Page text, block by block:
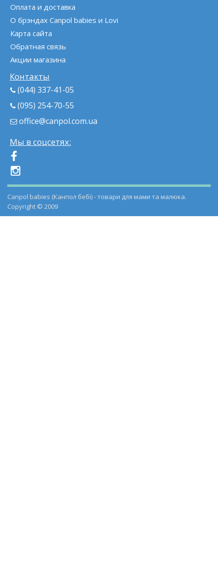
Оплата и доставка
О брэндах Canpol babies и Lovi
Карта сайта
Обратная связь
Акции магазина
Контакты
(044) 337-41-05
(095) 254-70-55
office@canpol.com.ua
Мы в соцсетях:
Canpol babies (Канпол бебі) - товари для мами та малюка.
Copyright © 2009